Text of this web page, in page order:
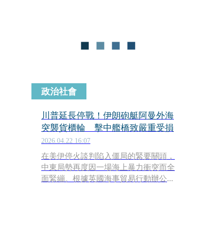
政治社會
川普延長停戰！伊朗砲艇阿曼外海
突襲貨櫃輪 擊中艦橋致嚴重受損
2026.04.22 16:07
在美伊停火談判陷入僵局的緊要關頭，
中東局勢再度因一場海上暴力衝突而全
面緊繃。根據英國海事貿易行動辦公室